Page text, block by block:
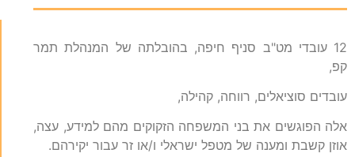
12 עובדי מט"ב סניף חיפה, בהובלתה של המנהלת תמר
קפ,
עובדים סוציאלים, רווחה, קהילה,
אלה הפוגשים את בני המשפחה הזקוקים מהם למידע, עצה,
אוזן קשבת ומענה של מטפל ישראלי ו/או זר עבור יקירהם.